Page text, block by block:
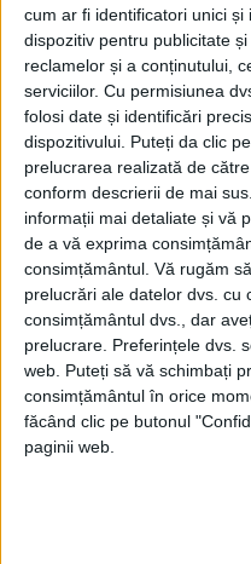
cum ar fi identificatori unici
dispozitiv pentru publicitate
reclamelor și a conținutului,
serviciilor. Cu permisiunea
folosi date și identificări
dispozitivului. Puteți da clic
prelucrarea realizată de
conform descrierii de mai
informații mai detaliate și vă
de a vă exprima
consimțământul. Vă rugăm
prelucrări ale datelor dvs. cu
consimțământul dvs., dar
prelucrare. Preferințele dvs.
web. Puteți să vă schimbați
consimțământul în orice
făcând clic pe butonul
paginii web.
speciile lor.
Primul număr din
Evenimentul Istoric
Descoperă în cele
număr din 2021 al
Istoric:
Secretele
„trădători”
Ceauşescu
Analiza unui
Statului Național –
Povestea
capturată de